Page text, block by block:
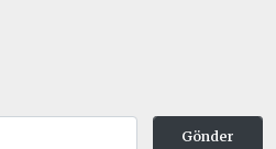
Gönder